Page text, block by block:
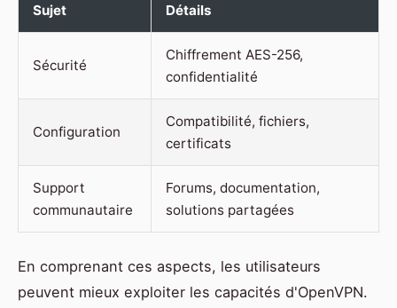
Sujet Détails
Sécurité
Chiffrement AES-256,
confidentialité
Configuration
Compatibilité, fichiers,
certificats
Support
communautaire
Forums, documentation,
solutions partagées
En comprenant ces aspects, les utilisateurs
peuvent mieux exploiter les capacités d'OpenVPN.